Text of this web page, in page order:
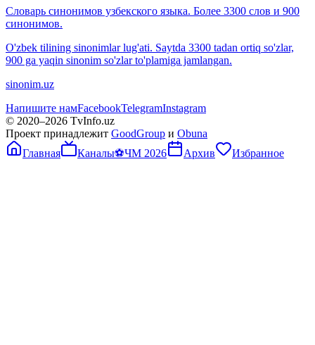
Словарь синонимов узбекского языка. Более 3300 слов и 900
синонимов.
O'zbek tilining sinonimlar lug'ati. Saytda 3300 tadan ortiq so'zlar,
900 ga yaqin sinonim so'zlar to'plamiga jamlangan.
sinonim.uz
Напишите намFacebookTelegramInstagram
© 2020–2026 TvInfo.uz
Проект принадлежит GoodGroup и Obuna
Главная
Каналы⚽ЧМ 2026 Архив Избранное